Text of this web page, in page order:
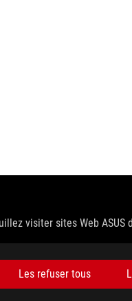
Les refuser tous
visiter sites Web ASUS
pour obtenir les